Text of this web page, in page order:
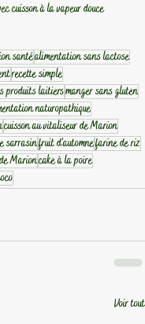
cuisson à la vapeur douce
santéalimentation sans lactose
recette simple
produits laitiersmanger sans gluten
naturopathique
cuisson au vitaliseur de Marion
sarrasinfruit d'automnefarine de riz
Marioncake à la poire
Voir tout